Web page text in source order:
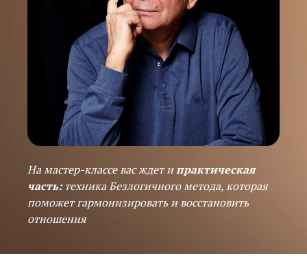
На мастер-классе вас ждет ипрактическая
часть:техника Безлогичного метода, которая
поможет гармонизировать и восстановить
отношения